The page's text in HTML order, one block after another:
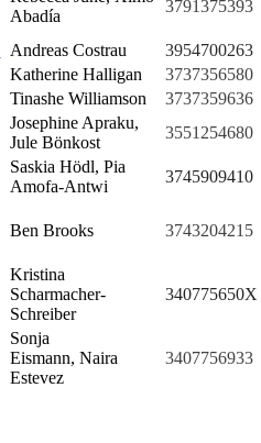
Abadía
3791375393
Andreas Costrau
3954700263
Katherine Halligan
3737356580
Tinashe Williamson
3737359636
Josephine Apraku,
Jule Bönkost
3551254680
Saskia Hödl, Pia
Amofa-Antwi
3745909410
Ben Brooks 3743204215
Kristina
Scharmacher-
Schreiber
340775650X
Sonja
Eismann, Naira
Estevez
3407756933